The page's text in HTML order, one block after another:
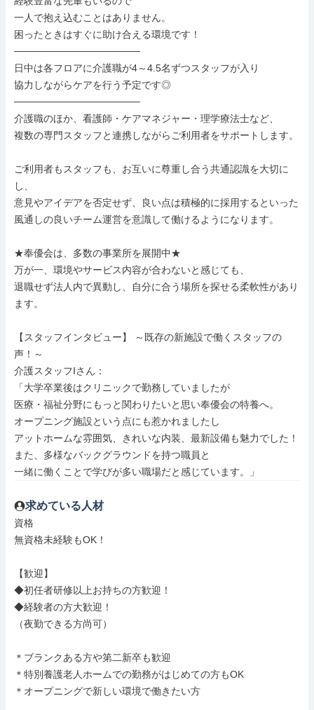
一人で抱え込むことはありません。
困ったときはすぐに助け合える環境です！
──────────────────
日中は各フロアに介護職が4～4.5名ずつスタッフが入り
協力しながらケアを行う予定です◎
──────────────────
介護職のほか、看護師・ケアマネジャー・理学療法士など、
複数の専門スタッフと連携しながらご利用者をサポートします。
ご利用者もスタッフも、お互いに尊重し合う共通認識を大切に
し、
意見やアイデアを否定せず、良い点は積極的に採用するといった
風通しの良いチーム運営を意識して働けるようになります。
★奉優会は、多数の事業所を展開中★
万が一、環境やサービス内容が合わないと感じても、
退職せず法人内で異動し、自分に合う場所を探せる柔軟性があり
ます。
【スタッフインタビュー】 ～既存の新施設で働くスタッフの
声！～
介護スタッフIさん：
「大学卒業後はクリニックで勤務していましたが
医療・福祉分野にもっと関わりたいと思い奉優会の特養へ。
オープニング施設という点にも惹かれましたし
アットホームな雰囲気、きれいな内装、最新設備も魅力でした！
また、多様なバックグラウンドを持つ職員と
一緒に働くことで学びが多い職場だと感じています。」
求めている人材
資格
無資格未経験もOK！
【歓迎】
◆初任者研修以上お持ちの方歓迎！
◆経験者の方大歓迎！
（夜勤できる方尚可）
＊ブランクある方や第二新卒も歓迎
＊特別養護老人ホームでの勤務がはじめての方もOK
＊オープニングで新しい環境で働きたい方